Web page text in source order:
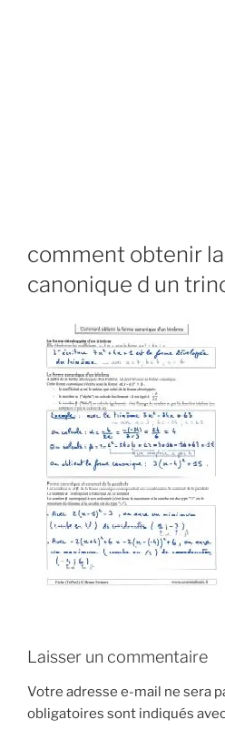
comment obtenir
canonique d un
Laisser un commentaire
Votre adresse e-mail ne sera
obligatoires sont indiqués